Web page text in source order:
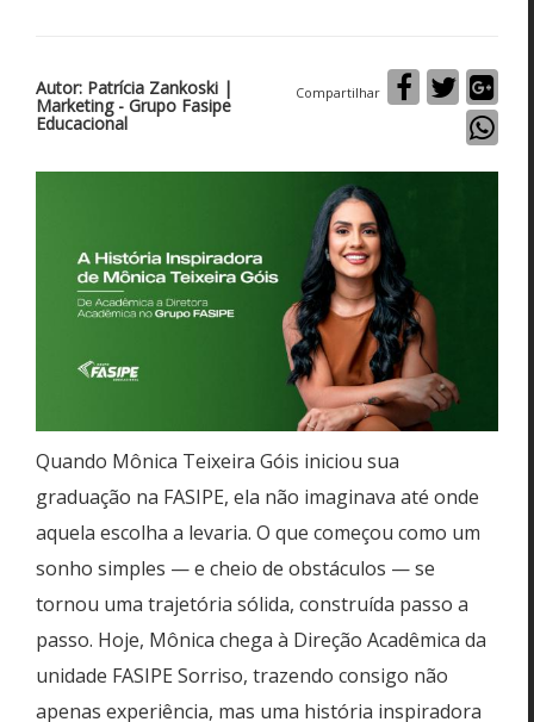
Autor: Patrícia Zankoski |
Marketing - Grupo Fasipe
Educacional
Compartilhar
Quando Mônica Teixeira Góis iniciou sua
graduação na FASIPE, ela não imaginava até onde
aquela escolha a levaria. O que começou como um
sonho simples — e cheio de obstáculos — se
tornou uma trajetória sólida, construída passo a
passo. Hoje, Mônica chega à Direção Acadêmica da
unidade FASIPE Sorriso, trazendo consigo não
apenas experiência, mas uma história inspiradora